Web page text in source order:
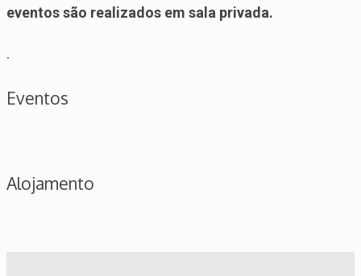
eventos são realizados em sala privada.
.
Eventos
Alojamento